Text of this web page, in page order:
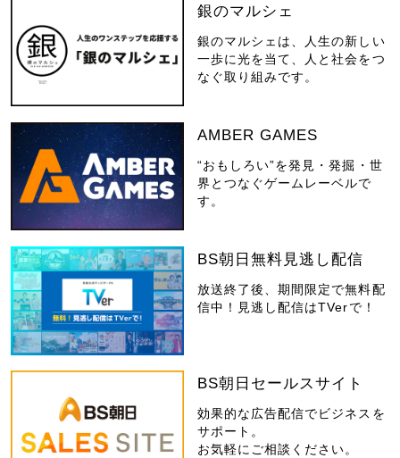
銀のマルシェ
銀のマルシェは、人生の新しい
一歩に光を当て、人と社会をつ
なぐ取り組みです。
AMBER GAMES
“おもしろい”を発見・発掘・世
界とつなぐゲームレーベルで
す。
BS朝日無料見逃し配信
放送終了後、期間限定で無料配
信中！見逃し配信はTVerで！
BS朝日セールスサイト
効果的な広告配信でビジネスを
サポート。
お気軽にご相談ください。